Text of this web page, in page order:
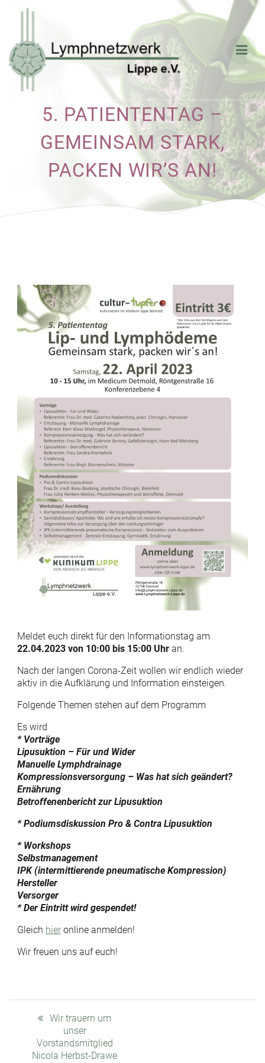
content
5. PATIENTENTAG –
GEMEINSAM STARK,
PACKEN WIR’S AN!
Meldet euch direkt für den Informationstag am
22.04.2023 von 10:00 bis 15:00 Uhr an.
Nach der langen Corona-Zeit wollen wir endlich wieder
aktiv in die Aufklärung und Information einsteigen.
Folgende Themen stehen auf dem Programm
Es wird
* Vorträge
Lipusuktion – Für und Wider
Manuelle Lymphdrainage
Kompressionsversorgung – Was hat sich geändert?
Ernährung
Betroffenenbericht zur Lipusuktion
* Podiumsdiskussion Pro & Contra Lipusuktion
* Workshops
Selbstmanagement
IPK (intermittierende pneumatische Kompression)
Hersteller
Versorger
* Der Eintritt wird gespendet!
Gleich hier online anmelden!
Wir freuen uns auf euch!
Beitragsnavigation
Previous
post:
Wir trauern um
unser
Vorstandsmitglied
Nicola Herbst-Drawe